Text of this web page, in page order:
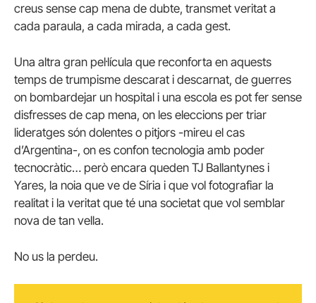
creus sense cap mena de dubte, transmet veritat a
cada paraula, a cada mirada, a cada gest.
Una altra gran pel·lícula que reconforta en aquests
temps de trumpisme descarat i descarnat, de guerres
on bombardejar un hospital i una escola es pot fer sense
disfresses de cap mena, on les eleccions per triar
lideratges són dolentes o pitjors -mireu el cas
d’Argentina-, on es confon tecnologia amb poder
tecnocràtic… però encara queden TJ Ballantynes i
Yares, la noia que ve de Síria i que vol fotografiar la
realitat i la veritat que té una societat que vol semblar
nova de tan vella.
No us la perdeu.